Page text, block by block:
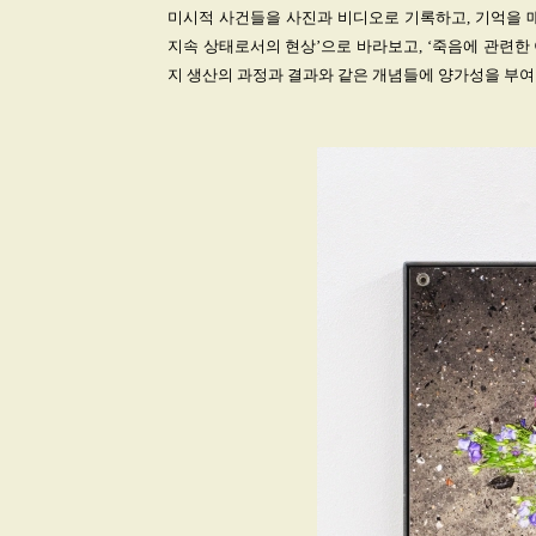
미시적 사건들을 사진과 비디오로 기록하고, 기억을
지속 상태로서의 현상’으로 바라보고, ‘죽음에 관련
지 생산의 과정과 결과와 같은 개념들에 양가성을 부